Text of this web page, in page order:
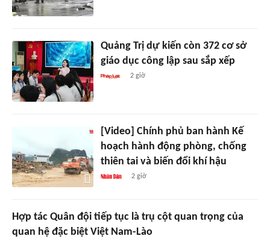
Quảng Trị dự kiến còn 372 cơ sở
giáo dục công lập sau sắp xếp
2 giờ
[Video] Chính phủ ban hành Kế
hoạch hành động phòng, chống
thiên tai và biến đổi khí hậu
2 giờ
Hợp tác Quân đội tiếp tục là trụ cột quan trọng của
quan hệ đặc biệt Việt Nam-Lào